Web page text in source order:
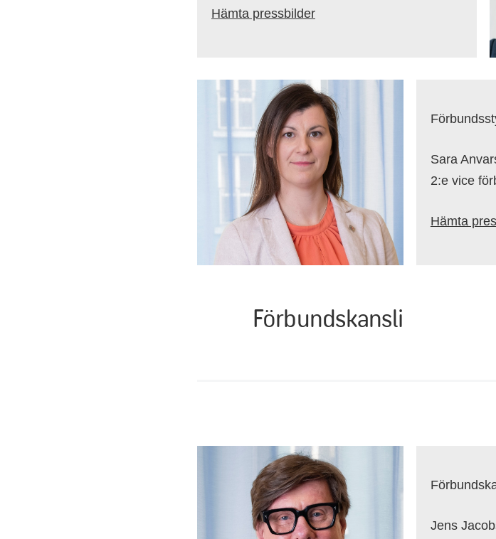
Hämta pressbilder
Sara
2:e vice
Hämta
Förbundskansli
Jens